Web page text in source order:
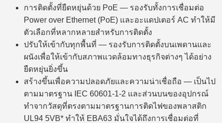
การติดตั้งที่ยืดหยุ่นด้วย PoE — รองรับทั้งการเชื่อมต่อ
Power over Ethernet (PoE) และอะแดปเตอร์ AC ทำให้มี
ตัวเลือกที่หลากหลายสำหรับการติดตั้ง
ปรับให้เข้ากับทุกพื้นที่ — รองรับการติดตั้งบนเพดานและ
ผนังเพื่อให้เข้ากับสภาพแวดล้อมทางธุรกิจต่างๆ ได้อย่าง
ยืดหยุ่นยิ่งขึ้น
สร้างขึ้นเพื่อความปลอดภัยและความน่าเชื่อถือ — เป็นไป
ตามมาตรฐาน IEC 60601-1-2 และส่วนบนของอุปกรณ์
ทำจากวัสดุที่ตรงตามมาตรฐานการติดไฟของพลาสติก
UL94 5VB* ทำให้ EBA63 มั่นใจได้ถึงการเชื่อมต่อที่